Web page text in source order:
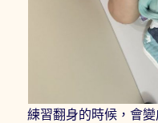
練習翻身的時候，會